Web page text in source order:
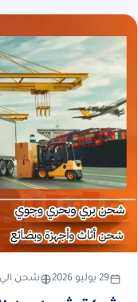
29 يوليو 2026 شحن الي